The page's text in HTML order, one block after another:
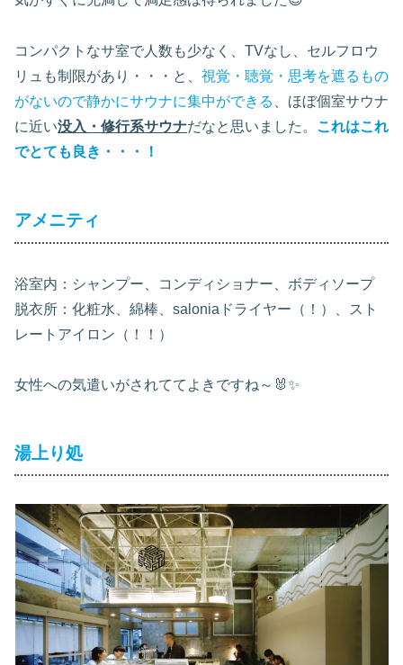
コンパクトなサ室で人数も少なく、TVなし、セルフロウ
リュも制限があり・・・と、 視覚・聴覚・思考を遮るもの
がないので静かにサウナに集中ができる
、ほぼ個室サウナ
に近い没入・修行系サウナだなと思いました。 これはこれ
でとても良き・・・！
アメニティ
浴室内：シャンプー、コンディショナー、ボディソープ
脱衣所：化粧水、綿棒、saloniaドライヤー（！）、スト
レートアイロン（！！）
女性への気遣いがされててよきですね～🐰✨
湯上り処